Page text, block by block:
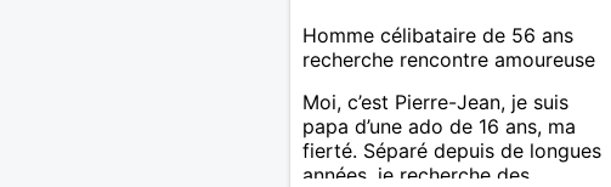
Homme célibataire de 56 ans
recherche rencontre amoureuse
Moi, c’est Pierre-Jean, je suis
papa d’une ado de 16 ans, ma
fierté. Séparé depuis de longues
années, je recherche des